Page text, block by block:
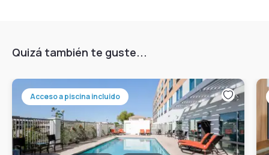
Quizá también te guste...
Acceso a piscina incluido